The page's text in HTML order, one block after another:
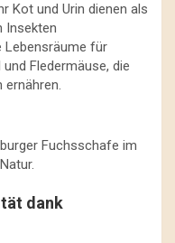
Kot und Urin dienen als
Insekten
Lebensräume für
Fledermäuse, die
ernähren.
Fuchsschafe im
dank